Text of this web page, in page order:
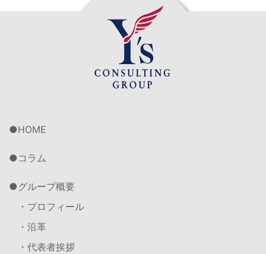
HOME
コラム
グループ概要
・プロフィール
・沿革
・代表者挨拶